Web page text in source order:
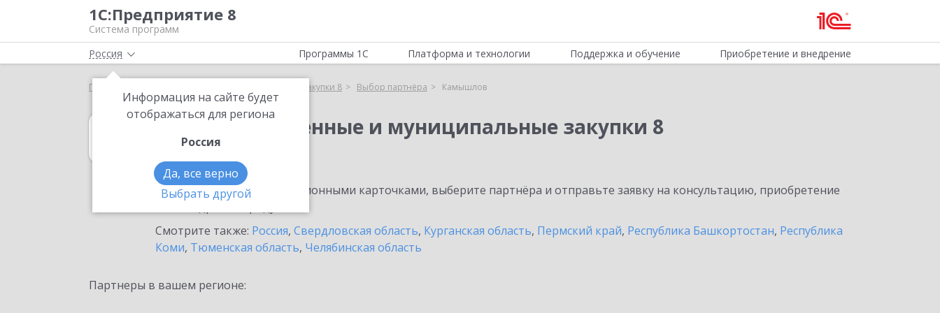
1С:Предприятие 8
Система программ
Россия
Информация на сайте будет
отображаться для региона
Россия
Да, все верно
Выбрать другой
Программы 1С Платформа и технологии Поддержка и обучение Приобретение и внедрение
Главная 1С:Государственные и муниципальные закупки 8 Выбор партнёра Камышлов
1С:Государственные и муниципальные закупки 8
в Камышлове
Ознакомьтесь с информационными карточками, выберите партнёра и отправьте заявку на консультацию, приобретение
Смотрите также: Россия, Свердловская область, Курганская область, Пермский край, Республика Башкортостан, Республика
Коми, Тюменская область, Челябинская область
Партнеры в вашем регионе: